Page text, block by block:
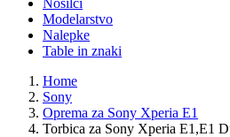
Nosilci
Modelarstvo
Nalepke
Table in znaki
Home
Sony
Oprema za Sony Xperia E1
Torbica za Sony Xperia E1,E1